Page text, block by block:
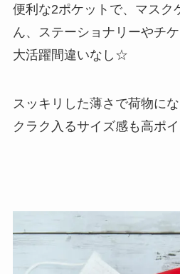
便利な2ポケットで、マスク
ん、ステーショナリーやチ
大活躍間違いなし☆
スッキリした薄さで荷物に
クラク入るサイズ感も高ポイ